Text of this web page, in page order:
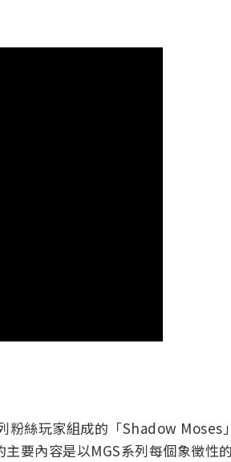
絲玩家組成的「Shadow Moses」
要內容是以MGS系列每個象徵性的